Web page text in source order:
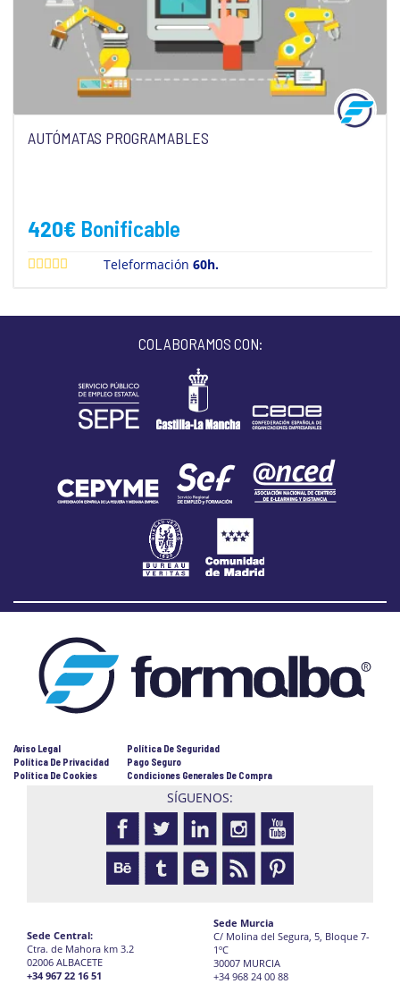
AUTÓMATAS PROGRAMABLES
420€ Bonificable
Teleformación60h.
COLABORAMOS CON:
Aviso Legal
Política De Privacidad
Política De Cookies
Política De Seguridad
Pago Seguro
Condiciones Generales De Compra
SÍGUENOS:
Sede Central:
Ctra. de Mahora km 3.2
02006 ALBACETE
+34 967 22 16 51
Sede Murcia
C/ Molina del Segura, 5, Bloque 7-
1ºC
30007 MURCIA
+34 968 24 00 88